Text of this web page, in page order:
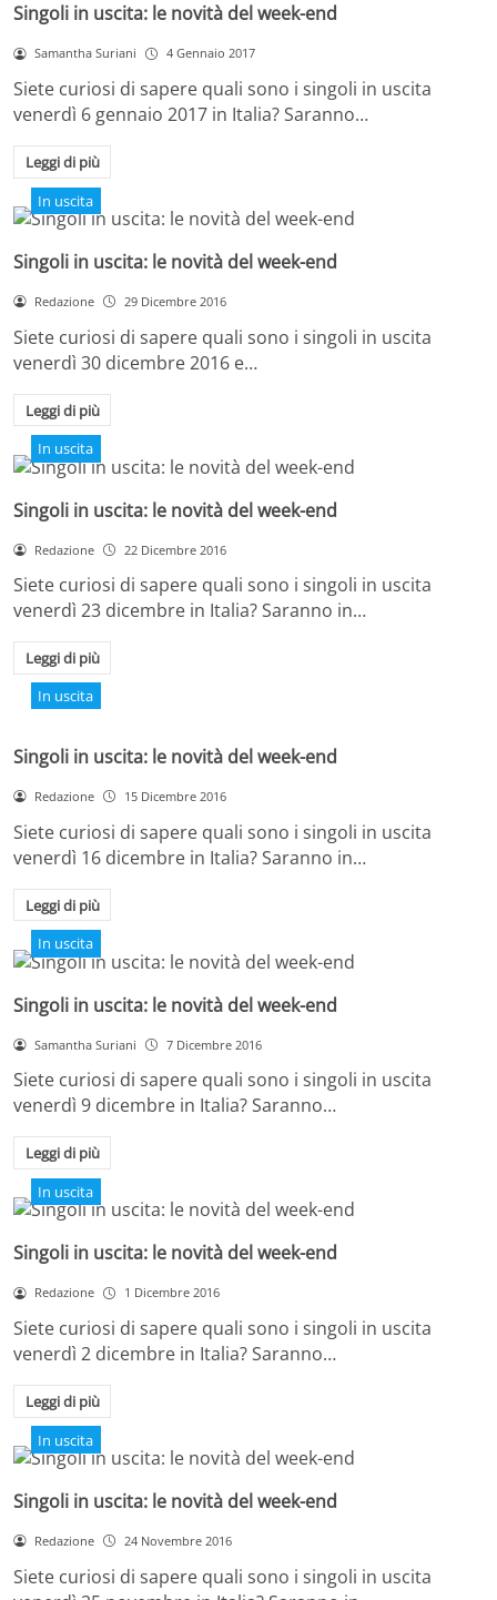
Singoli in uscita: le novità del week-end
Samantha Suriani 4 Gennaio 2017
Siete curiosi di sapere quali sono i singoli in uscita
venerdì 6 gennaio 2017 in Italia? Saranno…
Leggi di più
In uscita
Singoli in uscita: le novità del week-end
Redazione 29 Dicembre 2016
Siete curiosi di sapere quali sono i singoli in uscita
venerdì 30 dicembre 2016 e…
Leggi di più
In uscita
Singoli in uscita: le novità del week-end
Redazione 22 Dicembre 2016
Siete curiosi di sapere quali sono i singoli in uscita
venerdì 23 dicembre in Italia? Saranno in…
Leggi di più
In uscita
Singoli in uscita: le novità del week-end
Redazione 15 Dicembre 2016
Siete curiosi di sapere quali sono i singoli in uscita
venerdì 16 dicembre in Italia? Saranno in…
Leggi di più
In uscita
Singoli in uscita: le novità del week-end
Samantha Suriani 7 Dicembre 2016
Siete curiosi di sapere quali sono i singoli in uscita
venerdì 9 dicembre in Italia? Saranno…
Leggi di più
In uscita
Singoli in uscita: le novità del week-end
Redazione 1 Dicembre 2016
Siete curiosi di sapere quali sono i singoli in uscita
venerdì 2 dicembre in Italia? Saranno…
Leggi di più
In uscita
Singoli in uscita: le novità del week-end
Redazione 24 Novembre 2016
Siete curiosi di sapere quali sono i singoli in uscita